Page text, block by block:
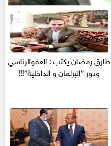
طارق رمضان يكتب : العفوالرئاسي
ودور ”البرلمان و الداخلية”!!!